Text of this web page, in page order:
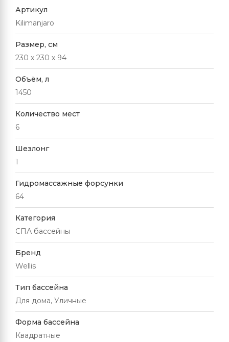
Артикул
Kilimanjaro
Размер, см
230 x 230 x 94
Объём, л
1450
Количество мест
6
Шезлонг
1
Гидромассажные форсунки
64
Категория
СПА бассейны
Бренд
Wellis
Тип бассейна
Для дома, Уличные
Форма бассейна
Квадратные